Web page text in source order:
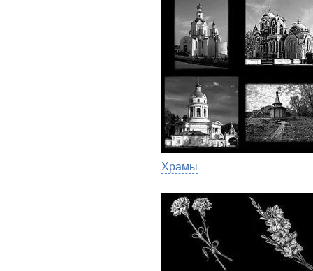
Храмы